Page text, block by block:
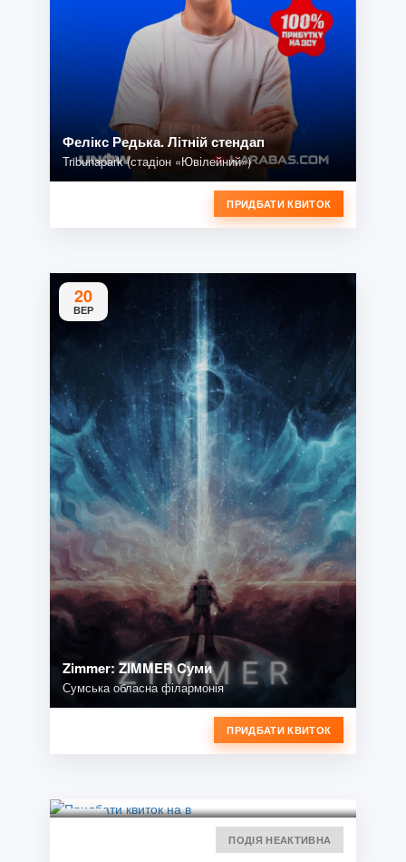
Фелікс Редька. Літній стендап
Tribunapark (стадіон «Ювілейний»)
ПРИДБАТИ КВИТОК
20
ВЕР
Zimmer: ZIMMER Cуми
Сумська обласна філармонія
ПРИДБАТИ КВИТОК
ПОДІЯ НЕАКТИВНА